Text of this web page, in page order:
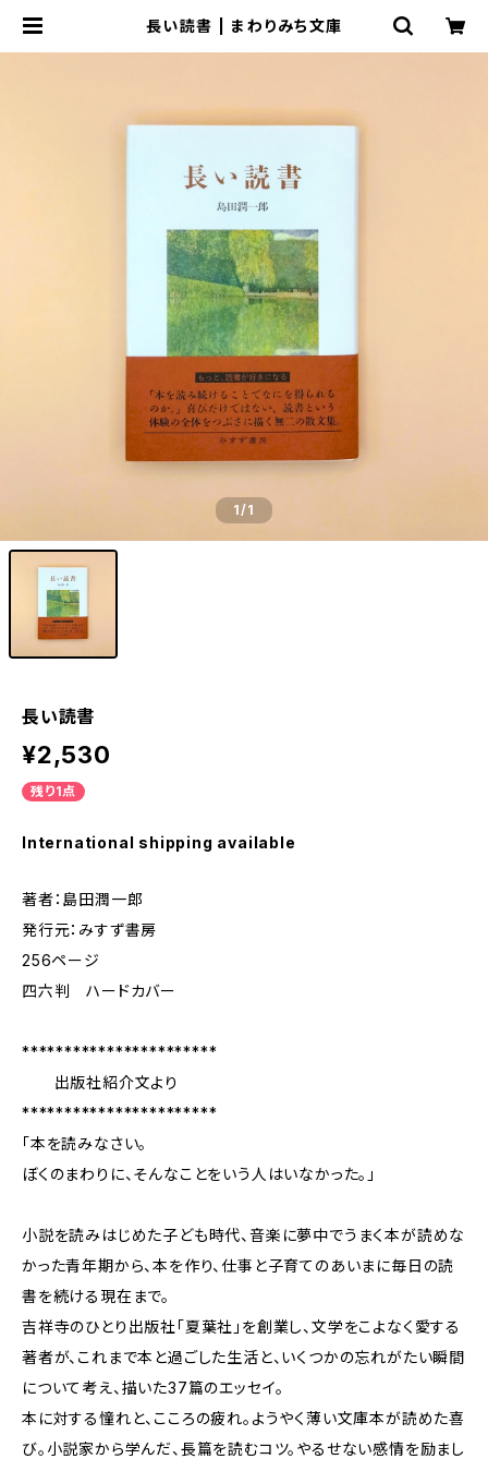
長い読書 | まわりみち文庫
1/1
長い読書
¥2,530
残り1点
International shipping available
著者：島田潤一郎
発行元：みすず書房
256ページ
四六判 ハードカバー
***********************
出版社紹介文より
***********************
「本を読みなさい。
ぼくのまわりに、そんなことをいう人はいなかった。」
小説を読みはじめた子ども時代、音楽に夢中でうまく本が読めな
かった青年期から、本を作り、仕事と子育てのあいまに毎日の読
書を続ける現在まで。
吉祥寺のひとり出版社「夏葉社」を創業し、文学をこよなく愛する
著者が、これまで本と過ごした生活と、いくつかの忘れがたい瞬間
について考え、描いた37篇のエッセイ。
本に対する憧れと、こころの疲れ。ようやく薄い文庫本が読めた喜
び。小説家から学んだ、長篇を読むコツ。やるせない感情を励まし